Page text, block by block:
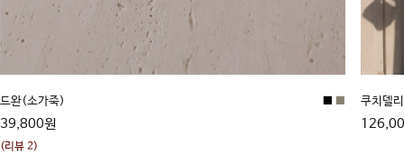
드완(소가죽)
39,800원
■ ■
(리뷰 2)
쿠치델리